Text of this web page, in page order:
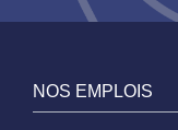
NOS EMPLOIS